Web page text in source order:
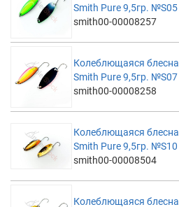
Smith Pure 9,5гр. №S05
smith00-00008257
Колеблющаяся блесна
Smith Pure 9,5гр. №S07
smith00-00008258
Колеблющаяся блесна
Smith Pure 9,5гр. №S10
smith00-00008504
Колеблющаяся блесна